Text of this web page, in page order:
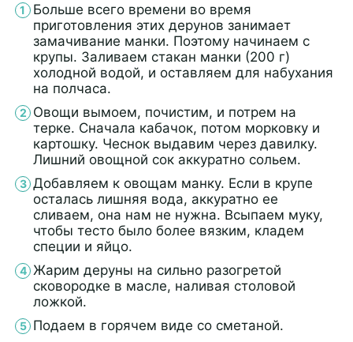
Больше всего времени во время
приготовления этих дерунов занимает
замачивание манки. Поэтому начинаем с
крупы. Заливаем стакан манки (200 г)
холодной водой, и оставляем для набухания
на полчаса.
Овощи вымоем, почистим, и потрем на
терке. Сначала кабачок, потом морковку и
картошку. Чеснок выдавим через давилку.
Лишний овощной сок аккуратно сольем.
Добавляем к овощам манку. Если в крупе
осталась лишняя вода, аккуратно ее
сливаем, она нам не нужна. Всыпаем муку,
чтобы тесто было более вязким, кладем
специи и яйцо.
Жарим деруны на сильно разогретой
сковородке в масле, наливая столовой
ложкой.
Подаем в горячем виде со сметаной.